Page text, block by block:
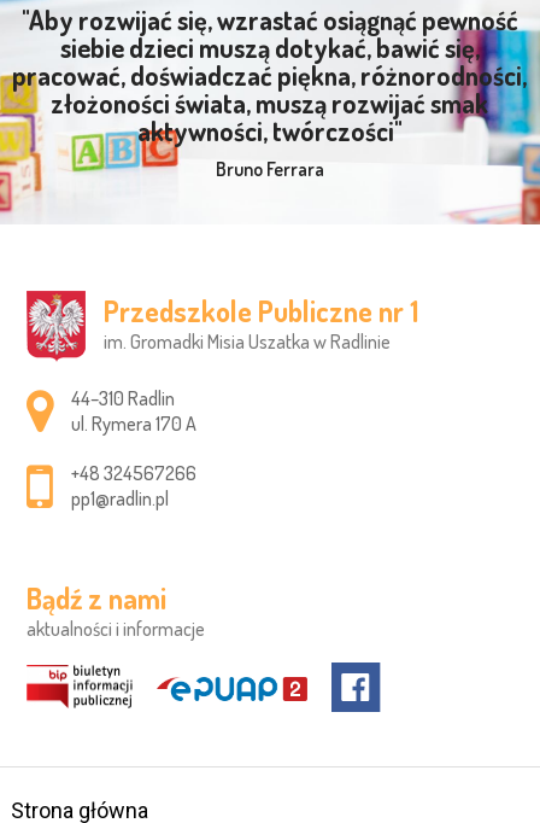
"Aby rozwijać się, wzrastać osiągnąć pewność
siebie dzieci muszą dotykać, bawić się,
pracować, doświadczać piękna, różnorodności,
złożoności świata, muszą rozwijać smak
aktywności, twórczości"
Bruno Ferrara
Przedszkole Publiczne nr 1
im. Gromadki Misia Uszatka w Radlinie
Adres pocztowy:
44–310 Radlin
ul. Rymera 170 A
+48 324567266
pp1@radlin.pl
Bądź z nami
aktualności i informacje
Strona główna